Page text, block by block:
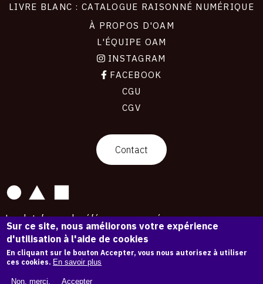
LIVRE BLANC : CATALOGUE RAISONNÉ NUMÉRIQUE
À PROPOS D'OAM
L'ÉQUIPE OAM
INSTAGRAM
FACEBOOK
CGU
CGV
Contact
La plateforme de référence pour créer,
conserver et promouvoir l'Histoire de l'Art.
Des catalogues raisonnés aux archives
d'expositions.
43 254 œuvres d'art — 7 586 expositions
Sur ce site, nous améliorons votre expérience
d'utilisation à l'aide de cookies
En cliquant sur le bouton Accepter, vous nous autorisez à utiliser
ces cookies. En savoir plus
Non, merci. Accepter